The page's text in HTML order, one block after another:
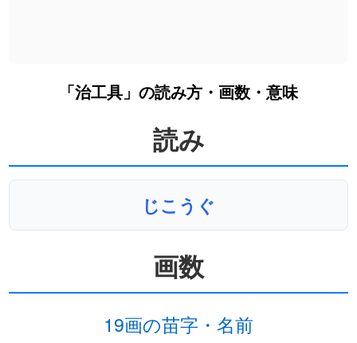
「治工具」の読み方・画数・意味
読み
じこうぐ
画数
19画の苗字・名前